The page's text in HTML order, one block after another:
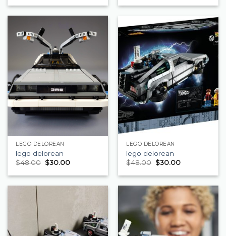
LEGO DELOREAN
lego delorean
$48.00 $30.00
LEGO DELOREAN
lego delorean
$48.00 $30.00